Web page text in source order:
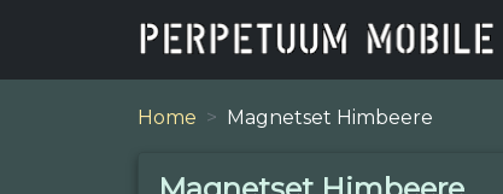
Home Magnetset Himbeere